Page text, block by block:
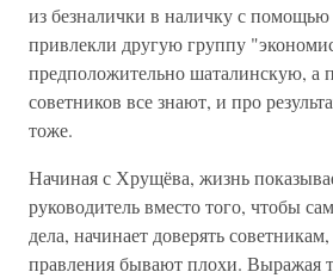
из безналички в наличку с
привлекли другую группу
предположительно шаталинскую,
советников все знают, и про
тоже.
Начиная с Хрущёва, жизнь
руководитель вместо того, чтобы
дела, начинает доверять
правления бывают плохи. Выражая